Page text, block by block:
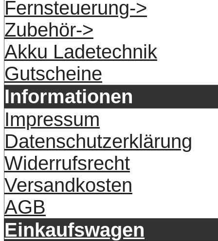
Fernsteuerung->
Zubehör->
Akku Ladetechnik
Gutscheine
Informationen
Impressum
Datenschutzerklärung
Widerrufsrecht
Versandkosten
AGB
Einkaufswagen